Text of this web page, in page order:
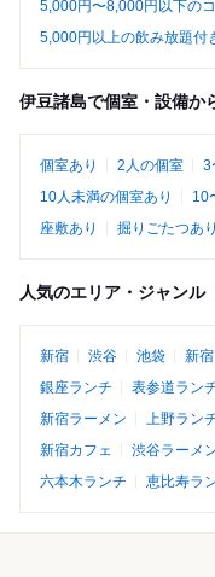
5,000円〜8,000円以下の
5,000円以上の飲み放題付
伊豆諸島で個室・設備か
個室あり 2人の個室 3
10人未満の個室あり
10
座敷あり
掘りごたつあり
人気のエリア・ジャンル
新宿 渋谷 池袋 新
銀座ランチ
表参道ラン
新宿ラーメン
上野ラン
新宿カフェ
渋谷ラーメ
六本木ランチ
恵比寿ラ